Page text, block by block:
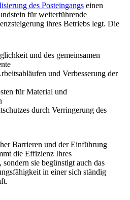
des Posteingangs einen
für weiterführende
ihres Betriebs legt. Die
und des gemeinsamen
und Verbesserung der
für Material und
durch Verringerung des
Barrieren und der Einführung
die Effizienz Ihres
sie begünstigt auch das
in einer sich ständig